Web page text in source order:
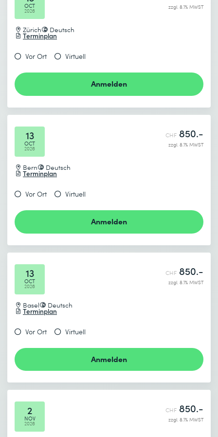
OCT
2026
Zürich Deutsch
Terminplan
zzgl. 8.1% MWST
Vor Ort Virtuell
Anmelden
13
OCT
2026
Bern Deutsch
Terminplan
CHF 850.-
zzgl. 8.1% MWST
Vor Ort Virtuell
Anmelden
13
OCT
2026
Basel Deutsch
Terminplan
CHF 850.-
zzgl. 8.1% MWST
Vor Ort Virtuell
Anmelden
2
NOV
2026
CHF 850.-
zzgl. 8.1% MWST